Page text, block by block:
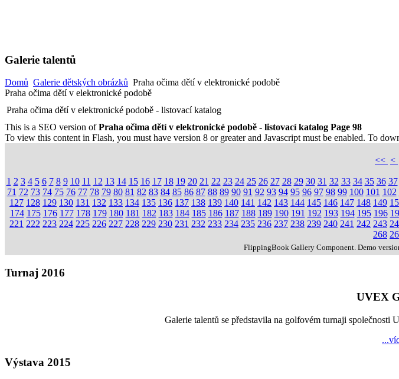
Galerie talentů
Domů Galerie dětských obrázků Praha očima dětí v elektronické podobě
Praha očima dětí v elektronické podobě
Praha očima dětí v elektronické podobě - listovací katalog
This is a SEO version ofPraha očima dětí v elektronické podobě - listovací katalog Page 98
To view this content in Flash, you must have version 8 or greater and Javascript must be enabled. To
<< <
1 2 3 4 5 6 7 8 9 10 11 12 13 14 15 16 17 18 19 20 21 22 23 24 25 26 27 28 29 30 31 32 33 34 35 36 37
71 72 73 74 75 76 77 78 79 80 81 82 83 84 85 86 87 88 89 90 91 92 93 94 95 96 97 98 99 100 101 102
127 128 129 130 131 132 133 134 135 136 137 138 139 140 141 142 143 144 145 146 147 148 149
174 175 176 177 178 179 180 181 182 183 184 185 186 187 188 189 190 191 192 193 194 195 196
221 222 223 224 225 226 227 228 229 230 231 232 233 234 235 236 237 238 239 240 241 242 243
268
FlippingBook Gallery Component. Demo
Turnaj 2016
UVEX
Galerie talentů se představila na golfovém turnaji
Výstava 2015